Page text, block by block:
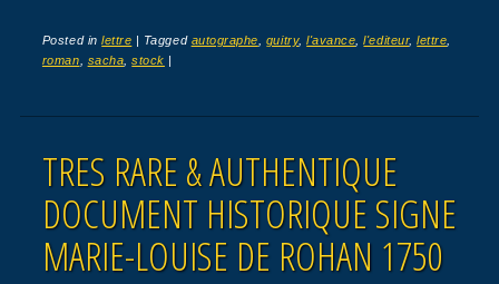
Posted inlettre Tagged autographe guitry,l'avance ,l'editeur,lettre
roman
sacha ,stock
TRES RARE & AUTHENTIQUE
DOCUMENT HISTORIQUE SIGNE
MARIE-LOUISE DE ROHAN 1750